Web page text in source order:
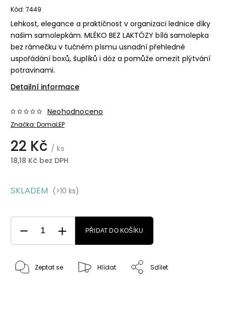
Kód: 7449
Lehkost, elegance a praktičnost v organizaci lednice díky
našim samolepkám. MLÉKO BEZ LAKTÓZY bílá samolepka
bez rámečku v tučném písmu usnadní přehledné
uspořádání boxů, šuplíků i dóz a pomůže omezit plýtvání
potravinami.
Detailní informace
Značka: DomaLEP
Neohodnoceno
22 Kč / ks
18,18 Kč bez DPH
SKLADEM (>10 ks)
PŘIDAT DO KOŠÍKU
Zeptat se Hlídat Sdílet